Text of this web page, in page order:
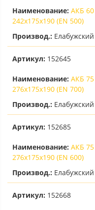
Наименование: АКБ 60
242х175х190 (EN 500)
Производ.:
Артикул: 152645
Наименование: АКБ 75
276х175х190 (EN 700)
Производ.:
Артикул: 152685
Наименование: АКБ 75
276х175х190 (EN 600)
Производ.:
Артикул: 152668